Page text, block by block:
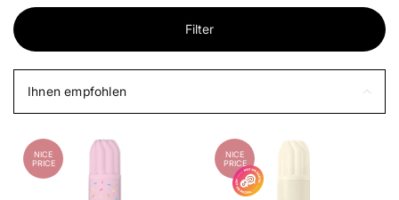
Filter
Ihnen empfohlen
NICE
PRICE
NICE
PRICE